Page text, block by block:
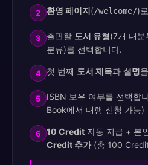
2 환영 페이지(/welcome/)
3 출판할 도서 유형(7개 대분
분류)를 선택합니다.
4 첫 번째 도서 제목과 설명
5
ISBN 보유 여부를 선택합
Book에서 대행 신청 가능)
6 10 Credit 자동 지급 + 본
Credit 추가(총 100